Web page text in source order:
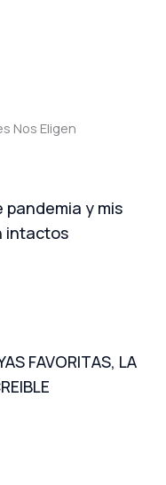
Nos Eligen
pandemia y mis
intactos
FAVORITAS, LA